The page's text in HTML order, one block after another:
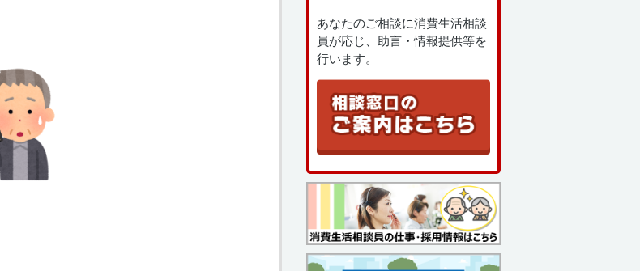
あなたのご相談に消費生活相談
員が応じ、助言・情報提供等を
行います。